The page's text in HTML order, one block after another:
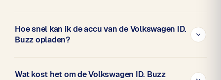
de praktijk rijd je circa 225 tot 275 kilometer, afhankelijk
van belading en seizoen. Voor regionale bezorg- en
Hoe snel kan ik de accu van de Volkswagen ID.
Buzz opladen?
hij in ongeveer 6 uur volledig opgeladen. Onderweg
Wat kost het om de Volkswagen ID. Buzz